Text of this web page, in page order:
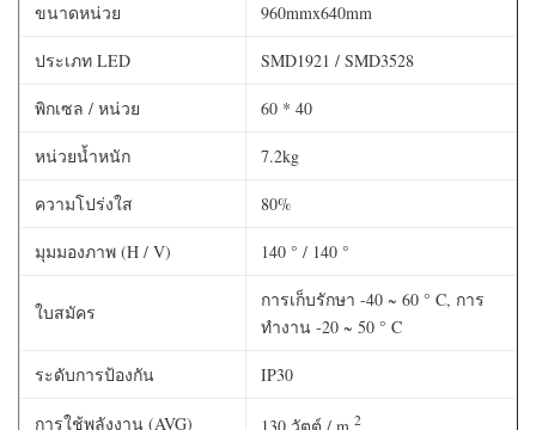
ขนาดหน่วย 960mmx640mm
ประเภท LED SMD1921 / SMD3528
พิกเซล / หน่วย 60 * 40
หน่วยน้ำหนัก 7.2kg
ความโปร่งใส 80%
มุมมองภาพ (H / V) 140 ° / 140 °
ใบสมัคร
การเก็บรักษา -40 ~ 60 ° C, การ
ทำงาน -20 ~ 50 ° C
ระดับการป้องกัน IP30
การใช้พลังงาน (AVG) 130 วัตต์ / m 2